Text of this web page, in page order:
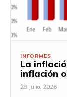
INFORMES
La
inflación
28 Julio, 2026